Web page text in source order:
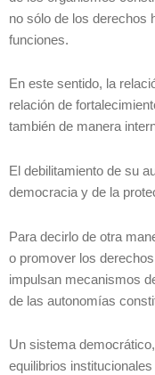
no sólo de los derechos
funciones.
En este sentido, la
relación de
también de manera
El debilitamiento de su
democracia y de la
Para decirlo de otra
o promover los
impulsan mecanismos
de las autonomías
Un sistema
equilibrios